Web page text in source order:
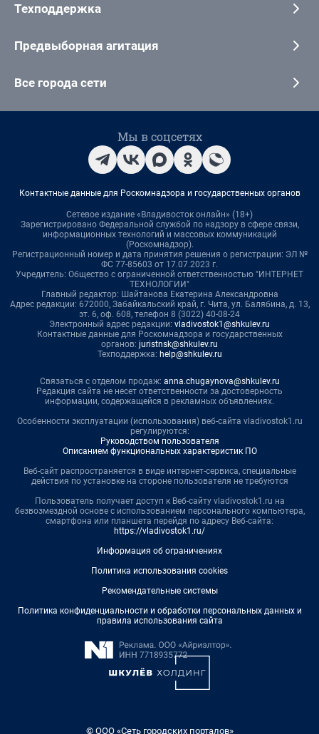
Техподдержка
Предвыборная агитация
Все города сети
Мы в соцсетях
Контактные данные для Роскомнадзора и государственных органов
Сетевое издание «Владивосток онлайн» (18+)
Зарегистрировано Федеральной службой по надзору в сфере связи,
информационных технологий и массовых коммуникаций
(Роскомнадзор).
Регистрационный номер и дата принятия решения о регистрации: ЭЛ №
ФС 77-85603 от 17.07.2023 г.
Учредитель: Общество с ограниченной ответственностью "ИНТЕРНЕТ
ТЕХНОЛОГИИ"
Главный редактор: Шайтанова Екатерина Александровна
Адрес редакции: 672000, Забайкальский край, г. Чита, ул. Балябина, д. 13,
эт. 6, оф. 608, телефон 8 (3022) 40-08-24
Электронный адрес редакции: vladivostok1@shkulev.ru
Контактные данные для Роскомнадзора и государственных
органов: juristnsk@shkulev.ru
Техподдержка: help@shkulev.ru
Связаться с отделом продаж: anna.chugaynova@shkulev.ru
Редакция сайта не несет ответственности за достоверность
информации, содержащейся в рекламных объявлениях.
Особенности эксплуатации (использования) веб-сайта vladivostok1.ru
регулируются:
Руководством пользователя
Описанием функциональных характеристик ПО
Веб-сайт распространяется в виде интернет-сервиса, специальные
действия по установке на стороне пользователя не требуются
Пользователь получает доступ к Веб-сайту vladivostok1.ru на
безвозмездной основе с использованием персонального компьютера,
смартфона или планшета перейдя по адресу Веб-сайта:
https://vladivostok1.ru/
Информация об ограничениях
Политика использования cookies
Рекомендательные системы
Политика конфиденциальности и обработки персональных данных и
правила использования сайта
© ООО «Сеть городских порталов»